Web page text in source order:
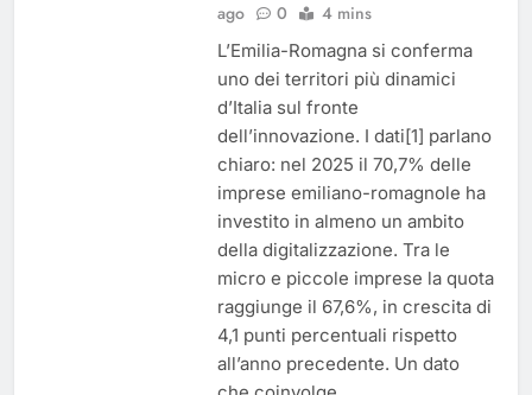
ago
0 4 mins
L’Emilia-Romagna si conferma
uno dei territori più dinamici
d’Italia sul fronte
dell’innovazione. I dati[1] parlano
chiaro: nel 2025 il 70,7% delle
imprese emiliano-romagnole ha
investito in almeno un ambito
della digitalizzazione. Tra le
micro e piccole imprese la quota
raggiunge il 67,6%, in crescita di
4,1 punti percentuali rispetto
all’anno precedente. Un dato